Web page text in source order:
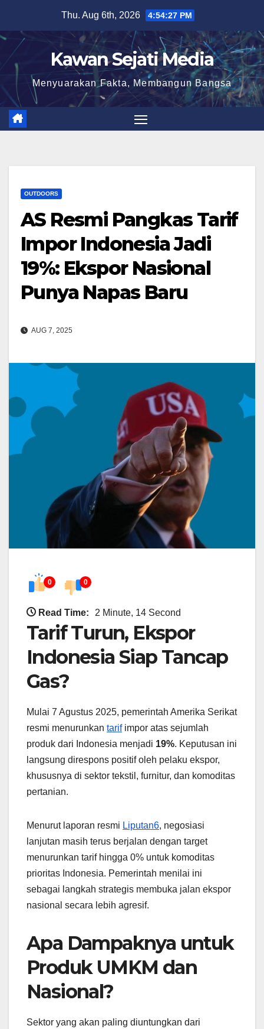
content
Thu. Aug 6th, 2026 4:54:27 PM
Kawan Sejati Media
Menyuarakan Fakta, Membangun Bangsa
OUTDOORS
AS Resmi Pangkas Tarif
Impor Indonesia Jadi
19%: Ekspor Nasional
Punya Napas Baru
AUG 7, 2025
0 0
Read Time: 2 Minute, 14 Second
Tarif Turun, Ekspor
Indonesia Siap Tancap
Gas?
Mulai 7 Agustus 2025, pemerintah Amerika Serikat
resmi menurunkan tarifimpor atas sejumlah
produk dari Indonesia menjadi 19%. Keputusan ini
langsung direspons positif oleh pelaku ekspor,
khususnya di sektor tekstil, furnitur, dan komoditas
pertanian.
Menurut laporan resmi Liputan6, negosiasi
lanjutan masih terus berjalan dengan target
menurunkan tarif hingga 0% untuk komoditas
prioritas Indonesia. Pemerintah menilai ini
sebagai langkah strategis membuka jalan ekspor
nasional secara lebih agresif.
Apa Dampaknya untuk
Produk UMKM dan
Nasional?
Sektor yang akan paling diuntungkan dari